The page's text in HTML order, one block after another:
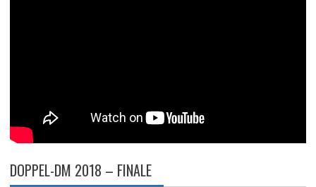
DOPPEL-DM 2018 – FINALE